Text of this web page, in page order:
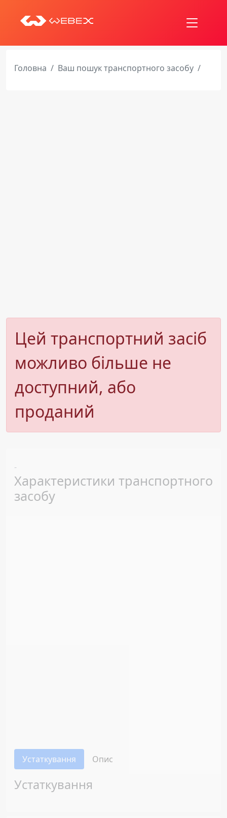
Головна Ваш пошук транспортного засобу
Цей транспортний засіб
можливо більше не
доступний, або
проданий
-
Характеристики транспортного
засобу
Устаткування Опис
Устаткування